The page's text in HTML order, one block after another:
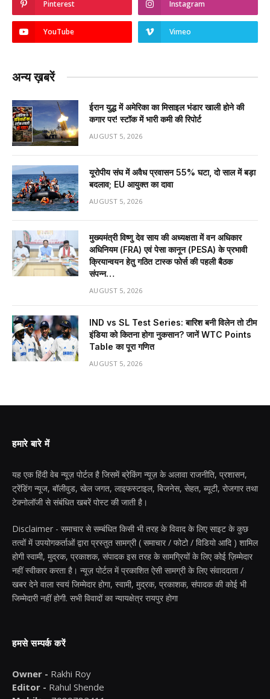
Pinterest Instagram
YouTube Vimeo
अन्य ख़बरें
ईरान युद्ध में अमेरिका का मिसाइल भंडार खाली होने की
कगार पर! स्टॉक में भारी कमी की रिपोर्ट
AUGUST 5, 2026
यूरोपीय संघ में अवैध प्रवासन 55% घटा, दो साल में बड़ा
बदलाव; EU आयुक्त का दावा
AUGUST 5, 2026
मुख्यमंत्री विष्णु देव साय की अध्यक्षता में वन अधिकार
अधिनियम (FRA) एवं पेसा कानून (PESA) के प्रभावी
क्रियान्वयन हेतु गठित टास्क फोर्स की पहली बैठक
संपन्न…
AUGUST 5, 2026
IND vs SL Test Series: बारिश बनी विलेन तो टीम
इंडिया को कितना होगा नुकसान? जानें WTC Points
Table का पूरा गणित
AUGUST 5, 2026
हमारे बारे में
यह एक हिंदी वेब न्यूज़ पोर्टल है जिसमें ब्रेकिंग न्यूज़ के अलावा राजनीति, प्रशासन,
ट्रेंडिंग न्यूज, बॉलीवुड, खेल जगत, लाइफस्टाइल, बिजनेस, सेहत, ब्यूटी, रोजगार तथा
टेक्नोलॉजी से संबंधित खबरें पोस्ट की जाती है।
Disclaimer - समाचार से सम्बंधित किसी भी तरह के विवाद के लिए साइट के कुछ
तत्वों में उपयोगकर्ताओं द्वारा प्रस्तुत सामग्री ( समाचार / फोटो / विडियो आदि ) शामिल
होगी स्वामी, मुद्रक, प्रकाशक, संपादक इस तरह के सामग्रियों के लिए कोई ज़िम्मेदार
नहीं स्वीकार करता है। न्यूज़ पोर्टल में प्रकाशित ऐसी सामग्री के लिए संवाददाता /
खबर देने वाला स्वयं जिम्मेदार होगा, स्वामी, मुद्रक, प्रकाशक, संपादक की कोई भी
जिम्मेदारी नहीं होगी. सभी विवादों का न्यायक्षेत्र रायपुर होगा
हमसे सम्पर्क करें
Owner - Rakhi Roy
Editor - Rahul Shende